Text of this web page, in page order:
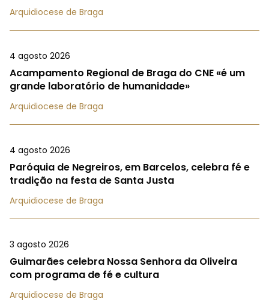
Arquidiocese de Braga
4 agosto 2026
Acampamento Regional de Braga do CNE «é um
grande laboratório de humanidade»
Arquidiocese de Braga
4 agosto 2026
Paróquia de Negreiros, em Barcelos, celebra fé e
tradição na festa de Santa Justa
Arquidiocese de Braga
3 agosto 2026
Guimarães celebra Nossa Senhora da Oliveira
com programa de fé e cultura
Arquidiocese de Braga